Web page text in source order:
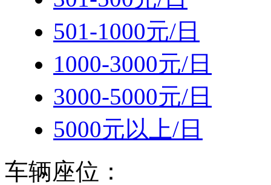
501-1000元/日
1000-3000元/日
3000-5000元/日
5000元以上/日
车辆座位：